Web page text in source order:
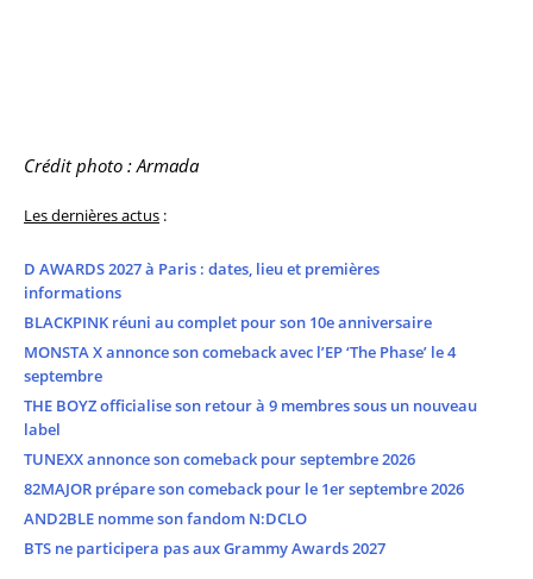
Crédit photo : Armada
Les dernières actus :
D AWARDS 2027 à Paris : dates, lieu et premières
informations
BLACKPINK réuni au complet pour son 10e anniversaire
MONSTA X annonce son comeback avec l’EP ‘The Phase’ le 4
septembre
THE BOYZ officialise son retour à 9 membres sous un nouveau
label
TUNEXX annonce son comeback pour septembre 2026
82MAJOR prépare son comeback pour le 1er septembre 2026
AND2BLE nomme son fandom N:DCLO
BTS ne participera pas aux Grammy Awards 2027